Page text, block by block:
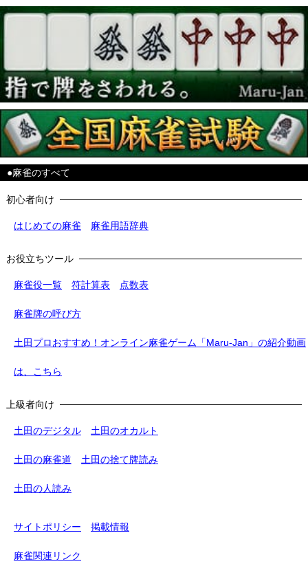
●麻雀のすべて
初心者向け
はじめての麻雀 麻雀用語辞典
お役立ちツール
麻雀役一覧 符計算表 点数表
麻雀牌の呼び方
土田プロおすすめ！オンライン麻雀ゲーム「Maru-Jan」の紹介動画
は、こちら
上級者向け
土田のデジタル 土田のオカルト
土田の麻雀道 土田の捨て牌読み
土田の人読み
サイトポリシー 掲載情報
麻雀関連リンク